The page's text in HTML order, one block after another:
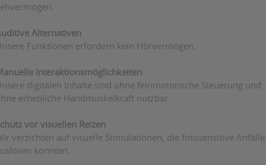
Alternativen
Funktionen erfordern kein Hörvermögen.
Interaktionsmöglichkeiten
digitalen Inhalte sind ohne feinmotorische Steuerung und
erhebliche Handmuskelkraft nutzbar.
vor visuellen Reizen
verzichten auf visuelle Stimulationen, die fotosensitive Anfälle
könnten.